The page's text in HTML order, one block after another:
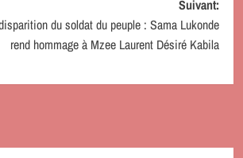
Suivant:
du soldat du peuple : Sama Lukonde
rend hommage à Mzee Laurent Désiré Kabila